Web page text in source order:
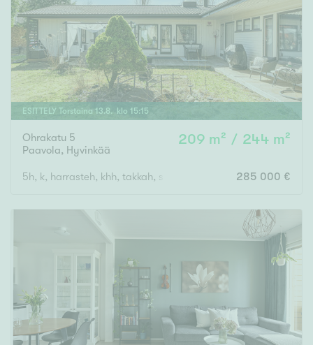
ESITTELY Torstaina 13.8. klo 15:15
Ohrakatu 5
Paavola, Hyvinkää
209 m² / 244 m²
5h, k, harrasteh, khh, takkah, s, uima-allas, 3xwc285 000 €